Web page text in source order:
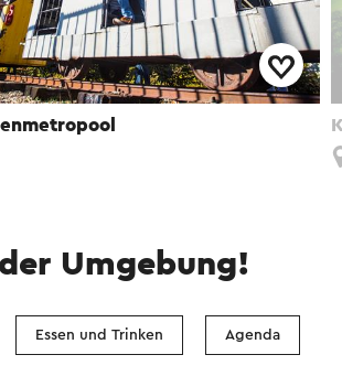
Umgebung!
Essen und Trinken Agenda